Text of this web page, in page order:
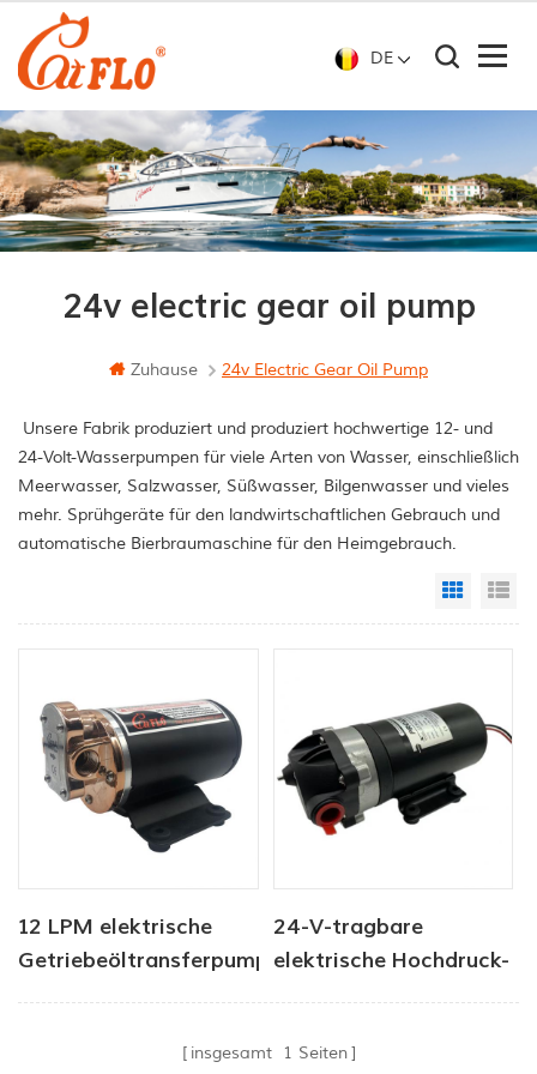
DE
24v electric gear oil pump
Zuhause 24v Electric Gear Oil Pump
Unsere Fabrik produziert und produziert hochwertige 12- und
24-Volt-Wasserpumpen für viele Arten von Wasser, einschließlich
Meerwasser, Salzwasser, Süßwasser, Bilgenwasser und vieles
mehr. Sprühgeräte für den landwirtschaftlichen Gebrauch und
automatische Bierbraumaschine für den Heimgebrauch.
Grid
12 LPM elektrische
Getriebeöltransferpumpe
24-V-tragbare
elektrische Hochdruck-
insgesamt 1 Seiten